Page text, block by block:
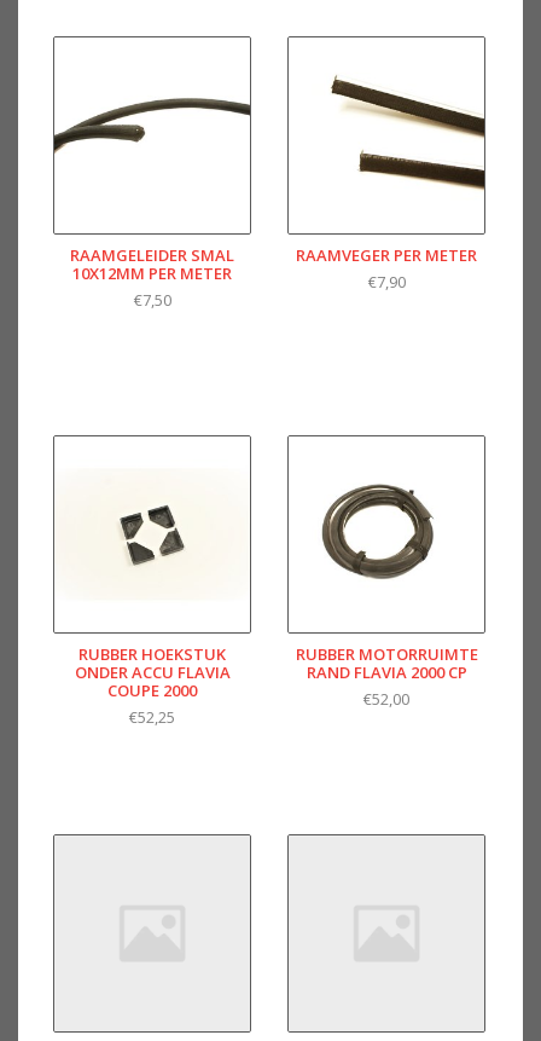
RAAMGELEIDER SMAL
10X12MM PER METER
€7,50
RAAMVEGER PER METER
€7,90
RUBBER HOEKSTUK
ONDER ACCU FLAVIA
COUPE 2000
€52,25
RUBBER MOTORRUIMTE
RAND FLAVIA 2000 CP
€52,00